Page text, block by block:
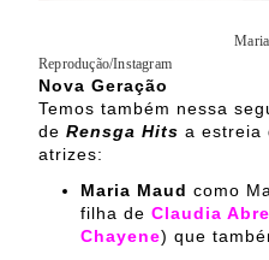
Maria Maud e
Reprodução/Instagram
Nova Geração
Temos também nessa
de Rensga Hits a estreia
atrizes:
Maria Maud como
filha de Claudia
Chayene) que